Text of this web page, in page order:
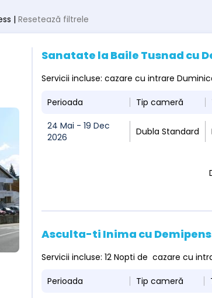
| Resetează filtrele
Sanatate la Baile Tusnad cu
Servicii incluse: cazare cu intrare
Perioada Tip cameră
24 Mai - 19 Dec
2026
Dubla Standard
Asculta-ti Inima cu
Servicii incluse: 12 Nopti de cazare cu
Perioada Tip cameră